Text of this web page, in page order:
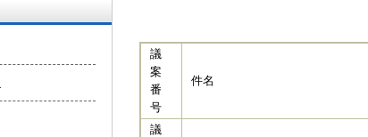
議
案
番
号
件名
議